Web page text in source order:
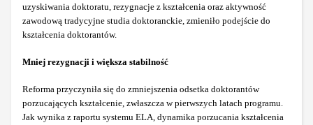
uzyskiwania doktoratu, rezygnacje z kształcenia oraz aktywność
zawodową tradycyjne studia doktoranckie, zmieniło podejście do
kształcenia doktorantów.
Mniej rezygnacji i większa stabilność
Reforma przyczyniła się do zmniejszenia odsetka doktorantów
porzucających kształcenie, zwłaszcza w pierwszych latach programu.
Jak wynika z raportu systemu ELA, dynamika porzucania kształcenia